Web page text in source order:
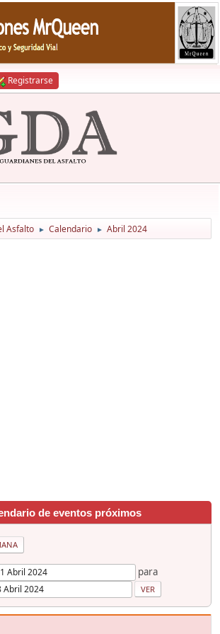
Registrarse
Asfalto ► Calendario ► Abril 2024
de eventos próximos
para